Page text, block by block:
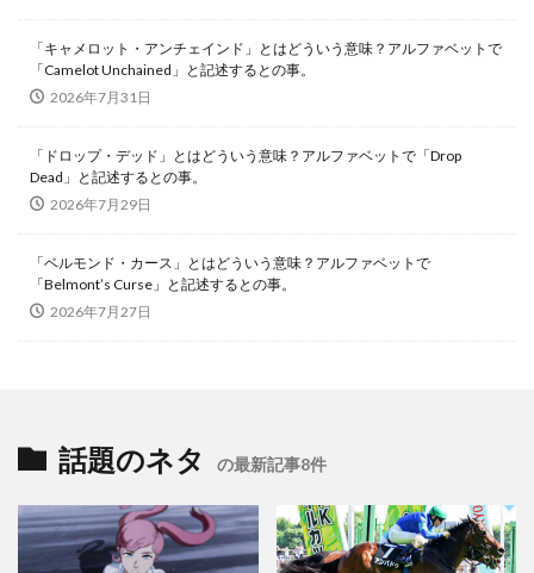
「キャメロット・アンチェインド」とはどういう意味？アルファベットで
「Camelot Unchained」と記述するとの事。
2026年7月31日
「ドロップ・デッド」とはどういう意味？アルファベットで「Drop
Dead」と記述するとの事。
2026年7月29日
「ベルモンド・カース」とはどういう意味？アルファベットで
「Belmont’s Curse」と記述するとの事。
2026年7月27日
話題のネタ の最新記事8件